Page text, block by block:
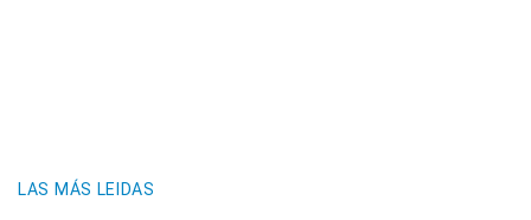
LAS MÁS LEIDAS